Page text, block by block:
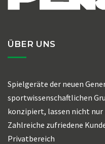
ÜBER UNS
Spielgeräte der neuen
sportwissenschaftlichen
konzipiert, lassen nicht
Zahlreiche zufriedene
Privatbereich